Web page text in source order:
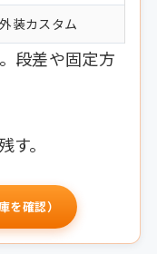
装カスタム
段差や固定方
。
確認）